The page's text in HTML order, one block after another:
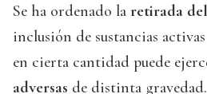
Se ha ordenado la retirada
inclusión de sustancias
en cierta cantidad puede
adversas de distinta gravedad.